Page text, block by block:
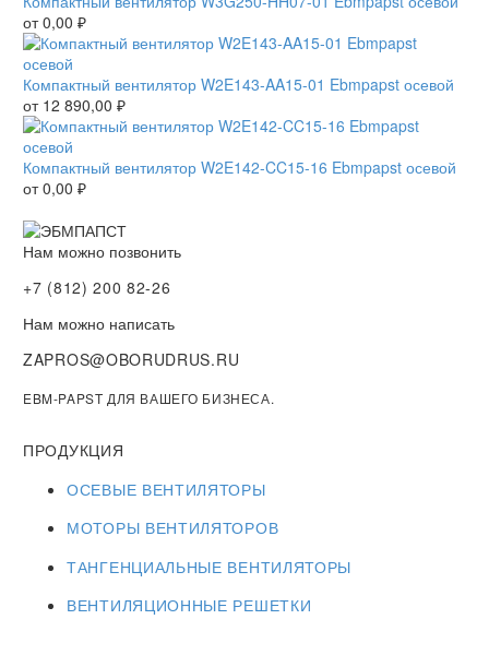
от0,00 ₽
Компактный вентилятор W2E143-AA15-01 Ebmpapst осевой
от 12 890,00 ₽
Компактный вентилятор W2E142-CC15-16 Ebmpapst осевой
от0,00 ₽
Нам можно позвонить
+7 (812) 200 82-26
Нам можно написать
ZAPROS@OBORUDRUS.RU
EBM-PAPST ДЛЯ ВАШЕГО БИЗНЕСА.
ПРОДУКЦИЯ
ОСЕВЫЕ ВЕНТИЛЯТОРЫ
МОТОРЫ ВЕНТИЛЯТОРОВ
ТАНГЕНЦИАЛЬНЫЕ ВЕНТИЛЯТОРЫ
ВЕНТИЛЯЦИОННЫЕ РЕШЕТКИ